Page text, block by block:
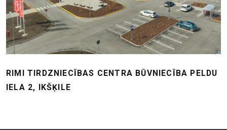
RIMI TIRDZNIECĪBAS CENTRA BŪVNIECĪBA PELDU
IELA 2, IKŠĶILE